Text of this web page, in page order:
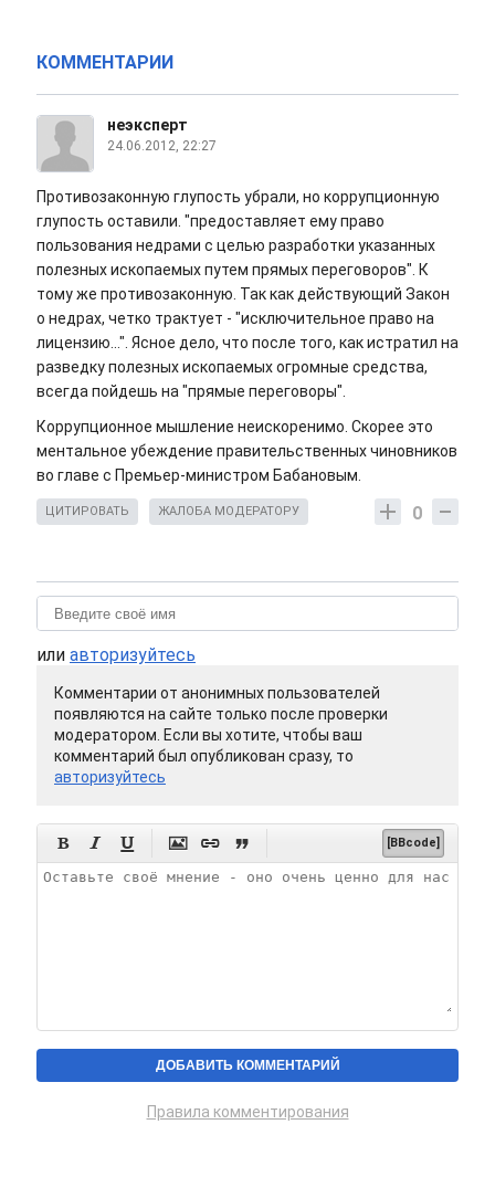
КОММЕНТАРИИ
неэксперт
24.06.2012, 22:27
Противозаконную глупость убрали, но коррупционную
глупость оставили. "предоставляет ему право
пользования недрами с целью разработки указанных
полезных ископаемых путем прямых переговоров". К
тому же противозаконную. Так как действующий Закон
о недрах, четко трактует - "исключительное право на
лицензию...". Ясное дело, что после того, как истратил на
разведку полезных ископаемых огромные средства,
всегда пойдешь на "прямые переговоры".
Коррупционное мышление неискоренимо. Скорее это
ментальное убеждение правительственных чиновников
во главе с Премьер-министром Бабановым.
0
ЦИТИРОВАТЬ ЖАЛОБА МОДЕРАТОРУ
или авторизуйтесь
Комментарии от анонимных пользователей
появляются на сайте только после проверки
модератором. Если вы хотите, чтобы ваш
комментарий был опубликован сразу, то
авторизуйтесь
      [BBcode]
Правила комментирования